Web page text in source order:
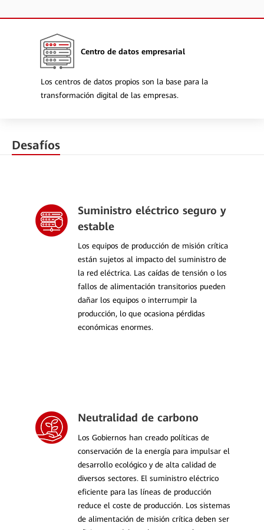
Centro de datos empresarial
Los centros de datos propios son la base para la
transformación digital de las empresas.
Desafíos
Suministro eléctrico seguro y
estable
Los equipos de producción de misión crítica
están sujetos al impacto del suministro de
la red eléctrica. Las caídas de tensión o los
fallos de alimentación transitorios pueden
dañar los equipos o interrumpir la
producción, lo que ocasiona pérdidas
económicas enormes.
Neutralidad de carbono
Los Gobiernos han creado políticas de
conservación de la energía para impulsar el
desarrollo ecológico y de alta calidad de
diversos sectores. El suministro eléctrico
eficiente para las líneas de producción
reduce el coste de producción. Los sistemas
de alimentación de misión crítica deben ser